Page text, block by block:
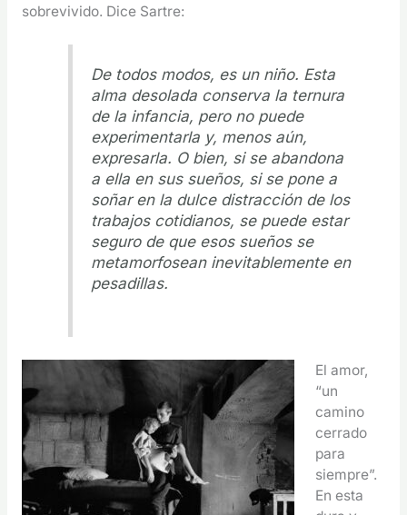
sobrevivido. Dice Sartre:
De todos modos, es un niño. Esta
alma desolada conserva la ternura
de la infancia, pero no puede
experimentarla y, menos aún,
expresarla. O bien, si se abandona
a ella en sus sueños, si se pone a
soñar en la dulce distracción de los
trabajos cotidianos, se puede estar
seguro de que esos sueños se
metamorfosean inevitablemente en
pesadillas.
El amor,
“un
camino
cerrado
para
siempre”.
En esta